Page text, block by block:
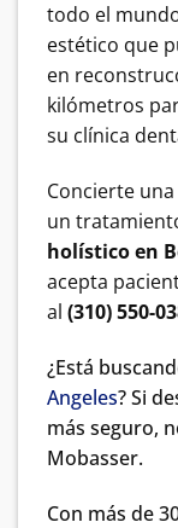
todo el
estético que
en
kilómetros
su clínica
Concierte
un
holístico en
acepta
al (310) 550-
¿Está
Angeles? Si
más seguro,
Mobasser.
Con más de